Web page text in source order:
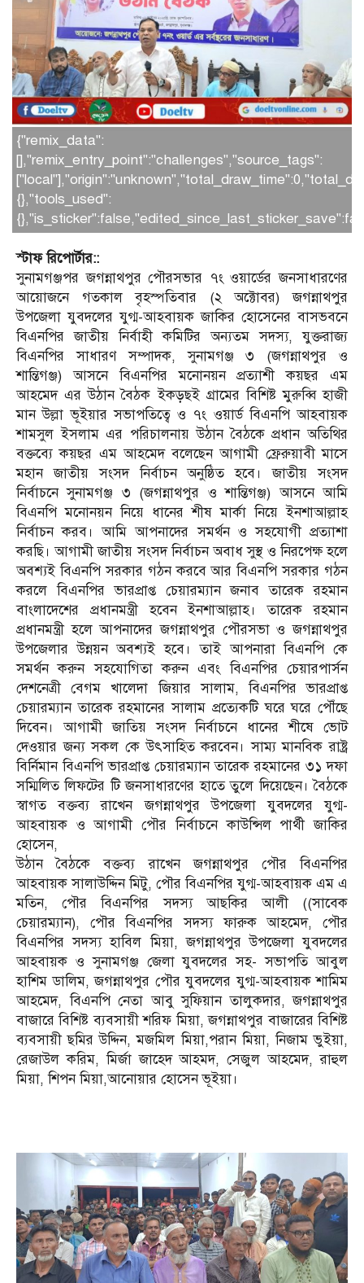
{"remix_data":
[],"remix_entry_point":"challenges","source_tags":
{},"tools_used":
স্টাফ রিপোর্টার::
সুনামগঞ্জপর জগন্নাথপুর পৌরসভার ৭ং ওয়ার্ডের জনসাধারণের
আয়োজনে গতকাল বৃহস্পতিবার (২ অক্টোবর) জগন্নাথপুর
উপজেলা যুবদলের যুগ্ম-আহবায়ক জাকির হোসেনের বাসভবনে
বিএনপির জাতীয় নির্বাহী কমিটির অন্যতম সদস্য, যুক্তরাজ্য
বিএনপির সাধারণ সম্পাদক, সুনামগঞ্জ ৩ (জগন্নাথপুর ও
শান্তিগঞ্জ) আসনে বিএনপির মনোনয়ন প্রত্যাশী কয়ছর এম
আহমেদ এর উঠান বৈঠক ইকড়ছই গ্রামের বিশিষ্ট মুরুব্বি হাজী
মান উল্লা ভূইয়ার সভাপতিত্বে ও ৭ং ওয়ার্ড বিএনপি আহবায়ক
শামসুল ইসলাম এর পরিচালনায় উঠান বৈঠকে প্রধান অতিথির
বক্তব্যে কয়ছর এম আহমেদ বলেছেন আগামী ফ্রেরুয়াবী মাসে
মহান জাতীয় সংসদ নির্বাচন অনুষ্ঠিত হবে। জাতীয় সংসদ
নির্বাচনে সুনামগঞ্জ ৩ (জগন্নাথপুর ও শান্তিগঞ্জ) আসনে আমি
বিএনপি মনোনয়ন নিয়ে ধানের শীষ মার্কা নিয়ে ইনশাআল্লাহ
নির্বাচন করব। আমি আপনাদের সমর্থন ও সহযোগী প্রত্যাশা
করছি। আগামী জাতীয় সংসদ নির্বাচন অবাধ সুস্থ ও নিরপেক্ষ হলে
অবশ্যই বিএনপি সরকার গঠন করবে আর বিএনপি সরকার গঠন
করলে বিএনপির ভারপ্রাপ্ত চেয়ারম্যান জনাব তারেক রহমান
বাংলাদেশের প্রধানমন্ত্রী হবেন ইনশাআল্লাহ। তারেক রহমান
প্রধানমন্ত্রী হলে আপনাদের জগন্নাথপুর পৌরসভা ও জগন্নাথপুর
উপজেলার উন্নয়ন অবশ্যই হবে। তাই আপনারা বিএনপি কে
সমর্থন করুন সহযোগিতা করুন এবং বিএনপির চেয়ারপার্সন
দেশনেত্রী বেগম খালেদা জিয়ার সালাম, বিএনপির ভারপ্রাপ্ত
চেয়ারম্যান তারেক রহমানের সালাম প্রত্যেকটি ঘরে ঘরে পৌঁছে
দিবেন। আগামী জাতিয় সংসদ নির্বাচনে ধানের শীষে ভোট
দেওয়ার জন্য সকল কে উৎসাহিত করবেন। সাম্য মানবিক রাষ্ট্র
বির্নিমান বিএনপি ভারপ্রাপ্ত চেয়ারম্যান তারেক রহমানের ৩১ দফা
সম্মিলিত লিফটের টি জনসাধারণের হাতে তুলে দিয়েছেন। বৈঠকে
স্বাগত বক্তব্য রাখেন জগন্নাথপুর উপজেলা যুবদলের যুগ্ম-
আহবায়ক ও আগামী পৌর নির্বাচনে কাউন্সিল পার্থী জাকির
হোসেন,
উঠান বৈঠকে বক্তব্য রাখেন জগন্নাথপুর পৌর বিএনপির
আহবায়ক সালাউদ্দিন মিটু, পৌর বিএনপির যুগ্ম-আহবায়ক এম এ
মতিন, পৌর বিএনপির সদস্য আছকির আলী ((সাবেক
চেয়ারম্যান), পৌর বিএনপির সদস্য ফারুক আহমেদ, পৌর
বিএনপির সদস্য হাবিল মিয়া, জগন্নাথপুর উপজেলা যুবদলের
আহবায়ক ও সুনামগঞ্জ জেলা যুবদলের সহ- সভাপতি আবুল
হাশিম ডালিম, জগন্নাথপুর পৌর যুবদলের যুগ্ম-আহবায়ক শামিম
আহমেদ, বিএনপি নেতা আবু সুফিয়ান তালুকদার, জগন্নাথপুর
বাজারে বিশিষ্ট ব্যবসায়ী শরিফ মিয়া, জগন্নাথপুর বাজারের বিশিষ্ট
ব্যবসায়ী ছমির উদ্দিন, মজমিল মিয়া,পরান মিয়া, নিজাম ভুইয়া,
রেজাউল করিম, মির্জা জাহেদ আহমদ, সেজুল আহমেদ, রাহুল
মিয়া, শিপন মিয়া,আনোয়ার হোসেন ভূইয়া।